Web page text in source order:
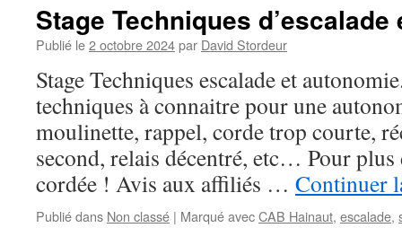
Stage Techniques
Publié le2 octobre 2024par David Stordeur
Stage Techniques escalade et
techniques à connaitre pour une
moulinette, rappel, corde trop courte,
second, relais décentré, etc… Pour plus
cordée ! Avis aux affiliés … Continuer
Publié dans Non classé | Marqué avecCAB Hainaut, escalade,